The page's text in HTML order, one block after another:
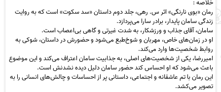
خلاصه :
رمان «بوی نارنگی» اثر س. رهی، جلد دوم داستان «سد سکوت» است که به روایت
زندگی سامان پایدار، برادر سارا می‌پردازد.
سامان، آقای جذاب و ورزشکار، به شدت غیرتی و گاهی بی‌اعصاب است.
او در زمان‌های خاص، مهربان و شوخ‌طبع می‌شود و حضورش در داستان، شوکی به
روابط شخصیت‌ها وارد می‌کند.
امیررضا، یکی از شخصیت‌های اصلی، به جذابیت سامان اعتراف می‌کند و این موضوع
باعث می‌شود که او احساس کند حضور سامان دلیل دیده نشدنش است.
این رمان با تم عاشقانه و اجتماعی، داستانی پر از احساسات و چالش‌های انسانی را به
تصویر می‌کشد.